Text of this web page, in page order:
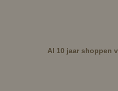
Al 10 jaar shoppen